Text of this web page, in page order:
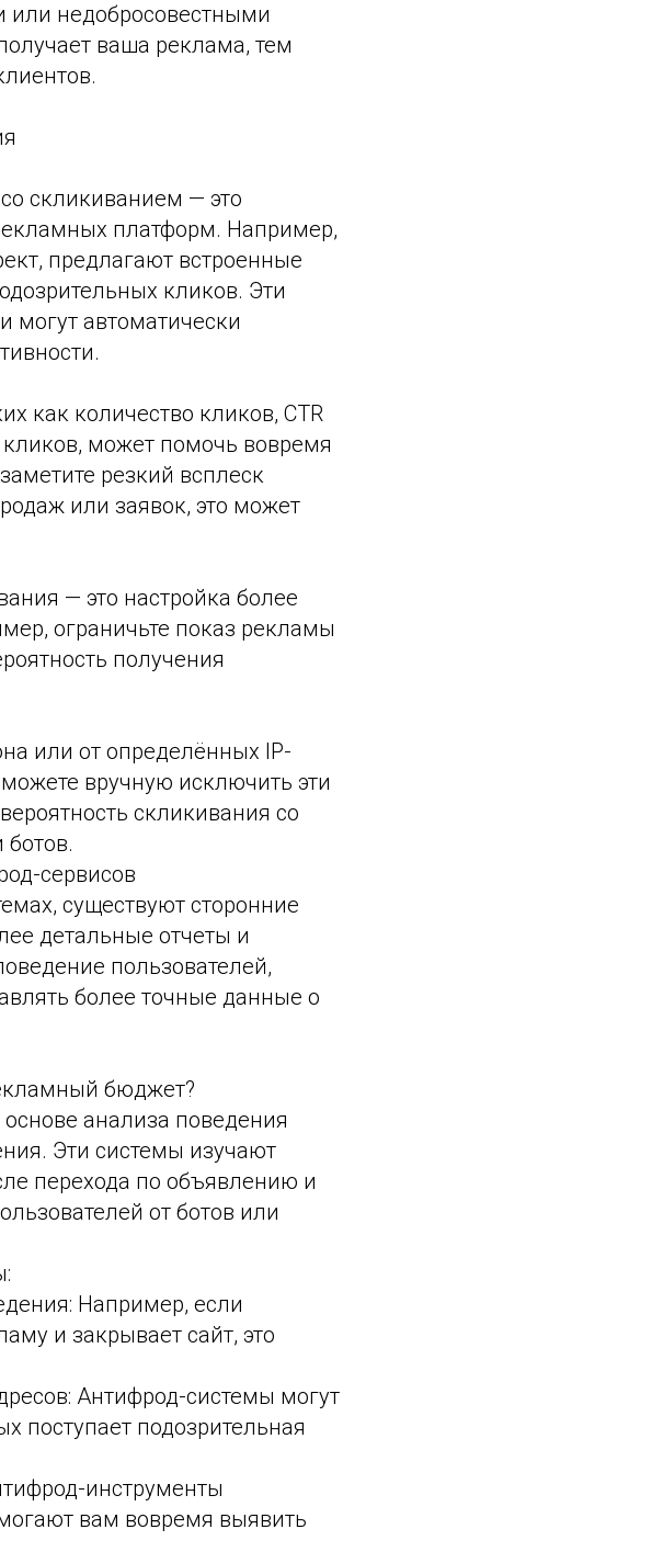
или недобросовестными
ваша реклама, тем
скликиванием — это
платформ. Например,
предлагают встроенные
кликов. Эти
могут автоматически
как количество кликов, CTR
может помочь вовремя
резкий всплеск
или заявок, это может
— это настройка более
ограничьте показ рекламы
получения
или от определённых IP-
вручную исключить эти
скликивания со
сервисов
существуют сторонние
детальные отчеты и
пользователей,
более точные данные о
бюджет?
анализа поведения
Эти системы изучают
перехода по объявлению и
от ботов или
Например, если
и закрывает сайт, это
Антифрод-системы могут
поступает подозрительная
инструменты
вам вовремя выявить